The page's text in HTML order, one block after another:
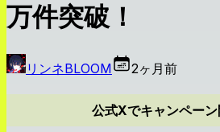
万件突破！
リンネBLOOM 2ヶ月前
公式Xでキャンペーン